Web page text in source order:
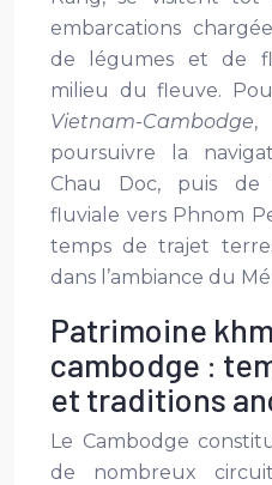
embarcations
de légumes et de
milieu du fleuve.
Vietnam-Cambodge,
poursuivre la
Chau Doc, puis
fluviale vers Phnom
temps de trajet
dans l’ambiance du
Patrimoine
cambodge :
et traditions
Le Cambodge
de nombreux